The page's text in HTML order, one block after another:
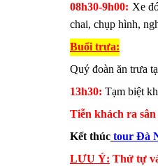
08h30-9h00: Xe
chai, chụp hình,
Buổi trưa:
Quý đoàn ăn trưa
13h30: Tạm biệt
Tiễn khách ra
Kết thúc tour Đà
LƯU Ý: Thứ tự